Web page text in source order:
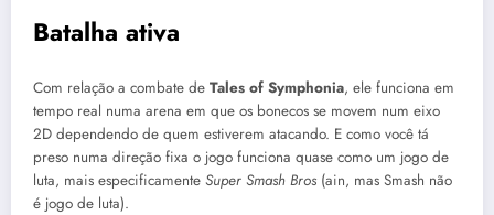
Batalha ativa
Com relação a combate de Tales of Symphonia, ele funciona em
tempo real numa arena em que os bonecos se movem num eixo
2D dependendo de quem estiverem atacando. E como você tá
preso numa direção fixa o jogo funciona quase como um jogo de
luta, mais especificamente Super Smash Bros (ain, mas Smash não
é jogo de luta).